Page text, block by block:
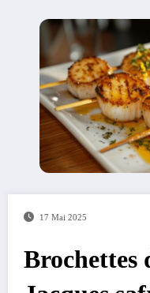
17 Mai 2025
Brochettes